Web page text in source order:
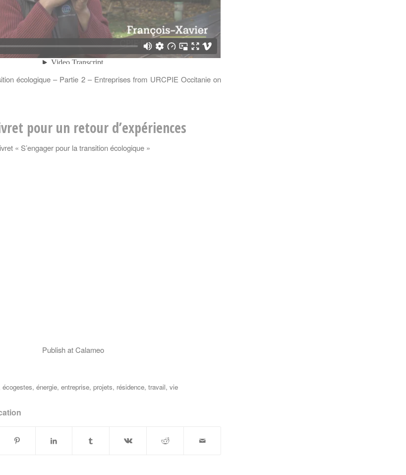
écologique – Partie 2 – Entreprises from URCPIE Occitanieon
pour un retour d’expériences
« S’engager pour la transition écologique »
Publish at Calameo
écogestes, énergie, entreprise, projets, résidence, travail, vie